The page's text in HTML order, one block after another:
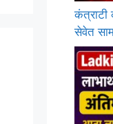
कंत्राटी
सेवेत